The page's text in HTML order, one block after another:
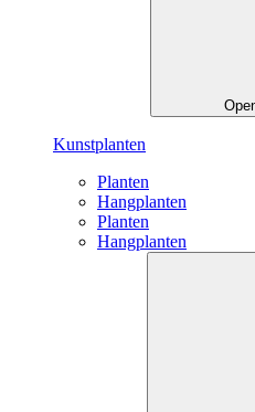
Kunstplanten
Planten
Hangplanten
Planten
Hangplanten